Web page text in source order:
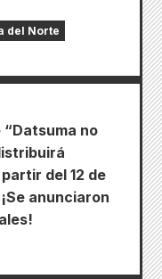
del Norte
“Datsuma no
del 12 de
anunciaron